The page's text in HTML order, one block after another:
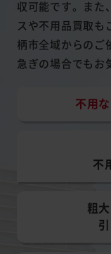
収可能です。また
スや不用品買取も
柄市全域からのご
急ぎの場合でもお
不用
不
粗